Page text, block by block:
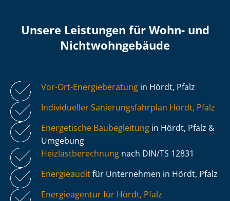
Unsere Leistungen für Wohn- und
Nicht­wohn­ge­bäu­de
Vor-Ort-Energieberatung in Hördt, Pfalz
Individueller Sa­nie­rungs­fahr­plan Hördt, Pfalz
Energetische Baubegleitung in Hördt, Pfalz &
Umgebung
Heiz­last­be­rech­nung nach DIN/TS 12831
Energieauditfür Unternehmen in Hördt, Pfalz
Energieagentur für Hördt, Pfalz